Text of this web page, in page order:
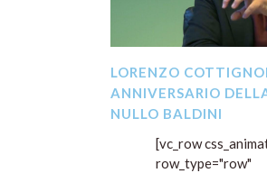
LORENZO
ANNIVERSARIO
NULLO BALDINI
[vc_row
row_type="row"